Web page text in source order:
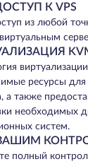
К VPS
из любой
ресурсы
а также
необходимых
систем.
полный